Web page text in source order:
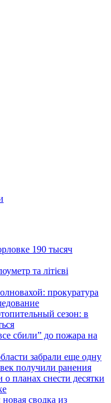
190 тысяч
та літієві
прокуратура
сезон: в
сбили” до пожара на
забрали еще одну
получили ранения
планах снести десятки
сводка из